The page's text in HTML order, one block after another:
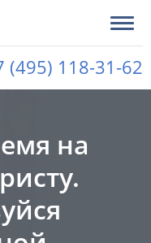
(495) 118-31-62
на